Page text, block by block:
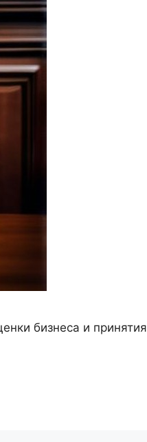
бизнеса и принятия